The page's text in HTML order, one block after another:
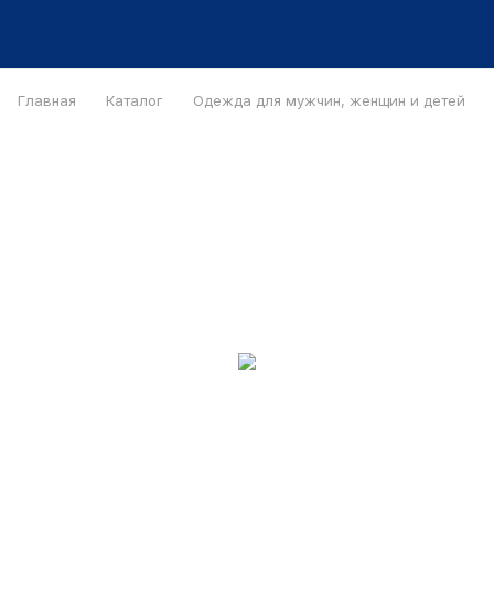
Главная Каталог Одежда для мужчин, женщин и детей